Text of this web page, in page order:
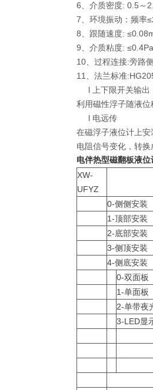
6、介质密度: 0.5～
7、环境振动：频率
8、跟随速度:
9、介质粘度:
10、过程连接:旁路
11、法兰标准
l 上下限开关输出
利用磁性浮子随液
l 电远传
在磁浮子液位计上
电阻信号变化，转
电伴热型磁翻板液位
XW-
UFYZ
0-侧侧安装
1-顶部安装
2-底部安装
3-侧顶安装
4-侧底安装
0-双面板
1-单面板
2-单带夜
3-LED显